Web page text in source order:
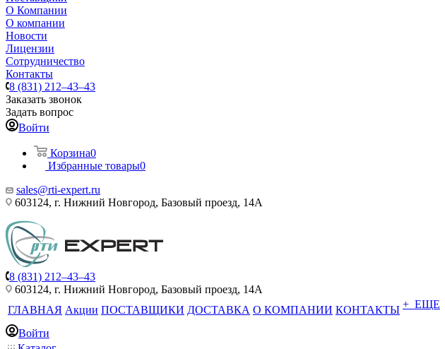
О Компании
О компании
Новости
Лицензии
Сотрудничество
Контакты
8 (831) 212–43–43
Заказать звонок
Задать вопрос
Войти
Корзина0
Избранные товары0
sales@rti-expert.ru
603124, г. Нижний Новгород, Базовый проезд, 14А
8 (831) 212–43–43
603124, г. Нижний Новгород, Базовый проезд, 14А
ГЛАВНАЯ Акции ПОСТАВЩИКИ ДОСТАВКА О КОМПАНИИ КОНТАКТЫ + ЕЩЕ
Войти